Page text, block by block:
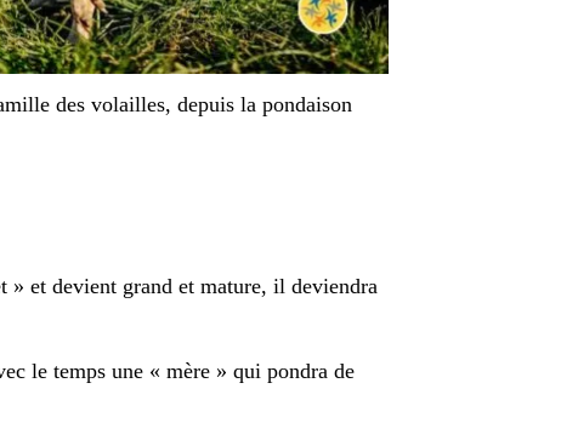
des volailles, depuis la pondaison
» et devient grand et mature, il deviendra
le temps une « mère » qui pondra de